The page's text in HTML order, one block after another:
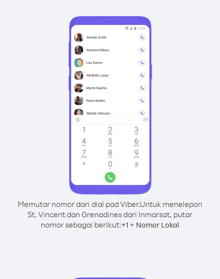
Memutar nomor dari dial pad Viber.Untuk menelepon
St. Vincent dan Grenadines dari Inmarsat, putar
nomor sebagai berikut:+1 + Nomor Lokal